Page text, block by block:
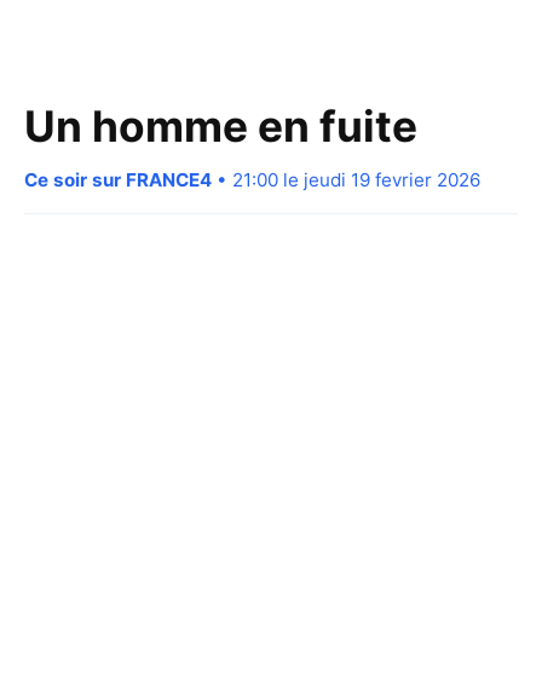
Un homme en fuite
Ce soir sur FRANCE4 • 21:00 le jeudi 19 fevrier 2026